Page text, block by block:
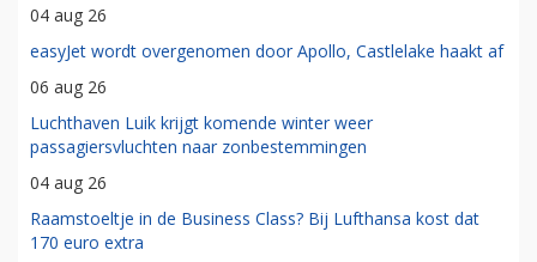
04 aug 26
easyJet wordt overgenomen door Apollo, Castlelake haakt af
06 aug 26
Luchthaven Luik krijgt komende winter weer
passagiersvluchten naar zonbestemmingen
04 aug 26
Raamstoeltje in de Business Class? Bij Lufthansa kost dat
170 euro extra